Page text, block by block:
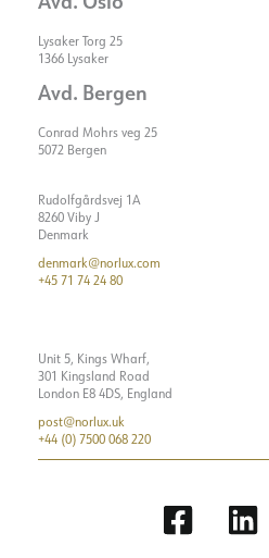
Lysaker Torg 25
1366 Lysaker
Avd. Bergen
Conrad Mohrs veg 25
5072 Bergen
Rudolfgårdsvej 1A
8260 Viby J
Denmark
denmark@norlux.com
+45 71 74 24 80
Unit 5, Kings Wharf,
301 Kingsland Road
London E8 4DS, England
post@norlux.uk
+44 (0) 7500 068 220